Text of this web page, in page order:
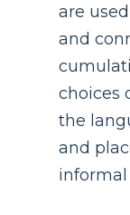
are
and
choices
the
and
informal